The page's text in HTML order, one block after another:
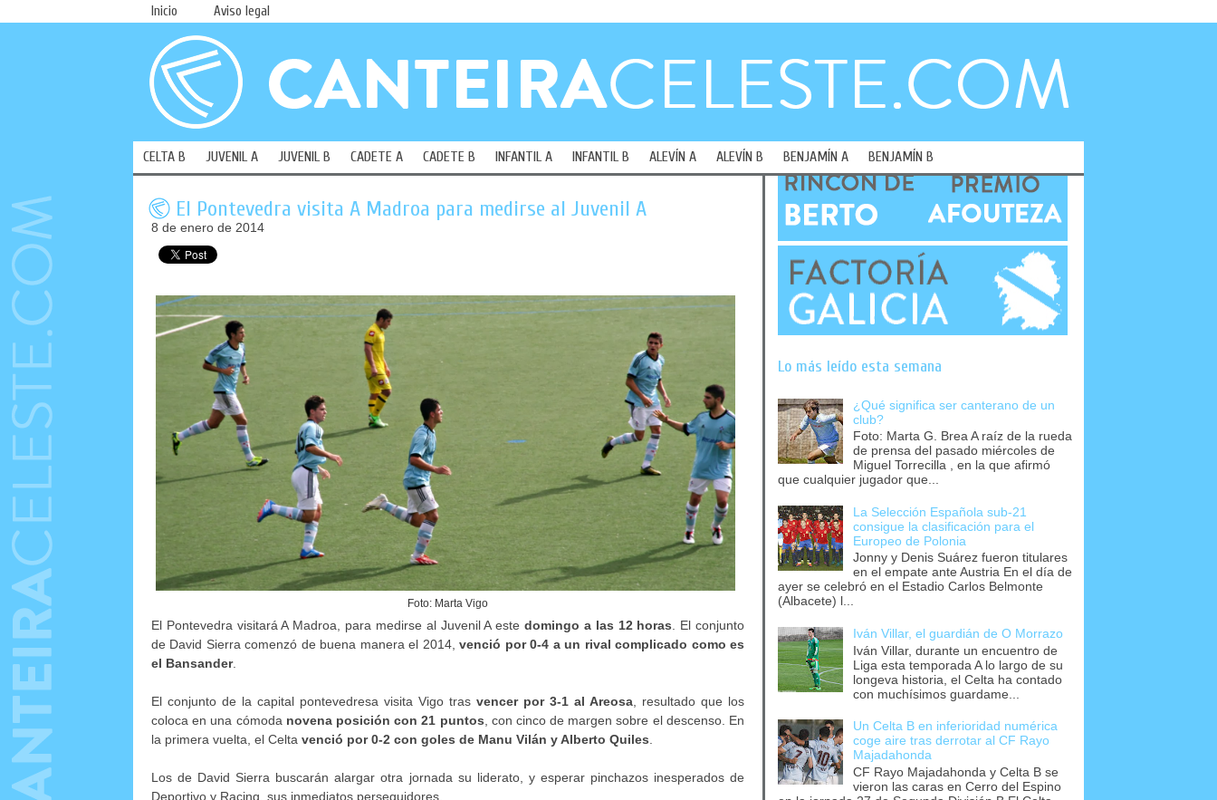
Inicio Aviso legal
CELTA B JUVENIL A JUVENIL B CADETE A CADETE B INFANTIL A INFANTIL B ALEVÍN A ALEVÍN B BENJAMÍN A BENJAMÍN B
El Pontevedra visita A Madroa para medirse al Juvenil A
8 de enero de 2014
Foto: Marta Vigo
El Pontevedra visitará A Madroa, para medirse al Juvenil A estedomingo a las 12 horas . El conjunto
de David Sierra comenzó de buena manera el 2014,venció por 0-4 a un rival complicado como es
el Bansander.
El conjunto de la capital pontevedresa visita Vigo tras vencer por 3-1 al Areosa , resultado que los
coloca en una cómoda novena posición con 21 puntos , con cinco de margen sobre el descenso. En
la primera vuelta, el Celta venció por 0-2 con goles de Manu Vilán y Alberto Quiles
Los de David Sierra buscarán alargar otra jornada su liderato, y esperar pinchazos inesperados de
Deportivo y Racing, sus inmediatos perseguidores.
Lo más leído esta semana
¿Qué significa ser canterano de un
club?
Foto: Marta G. Brea A raíz de la rueda
de prensa del pasado miércoles de
Miguel Torrecilla , en la que afirmó
que cualquier jugador que...
La Selección Española sub-21
consigue la clasificación para el
Europeo de Polonia
Jonny y Denis Suárez fueron titulares
en el empate ante Austria En el día de
ayer se celebró en el Estadio Carlos Belmonte
(Albacete) l...
Iván Villar, el guardián de O Morrazo
Iván Villar, durante un encuentro de
Liga esta temporada A lo largo de su
longeva historia, el Celta ha contado
con muchísimos guardame...
Un Celta B en inferioridad numérica
coge aire tras derrotar al CF Rayo
Majadahonda
CF Rayo Majadahonda y Celta B se
vieron las caras en Cerro del Espino